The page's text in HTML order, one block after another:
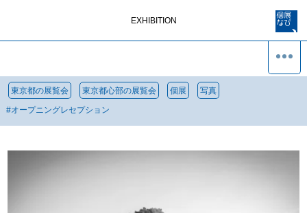
EXHIBITION
東京都の展覧会 東京都心部の展覧会 個展 写真
#オープニングレセプション